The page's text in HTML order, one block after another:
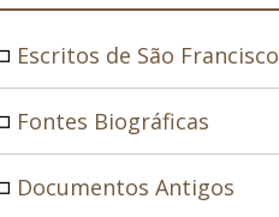
Escritos de São Francisco
Fontes Biográficas
Documentos Antigos